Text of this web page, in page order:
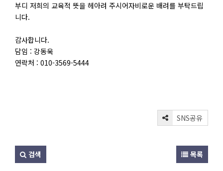
부디 저희의 교육적 뜻을 헤아려 주시어자비로운 배려를 부탁드립
니다.
감사합니다.
담임 : 강동욱
연락처 : 010-3569-5444
SNS공유
검색 목록